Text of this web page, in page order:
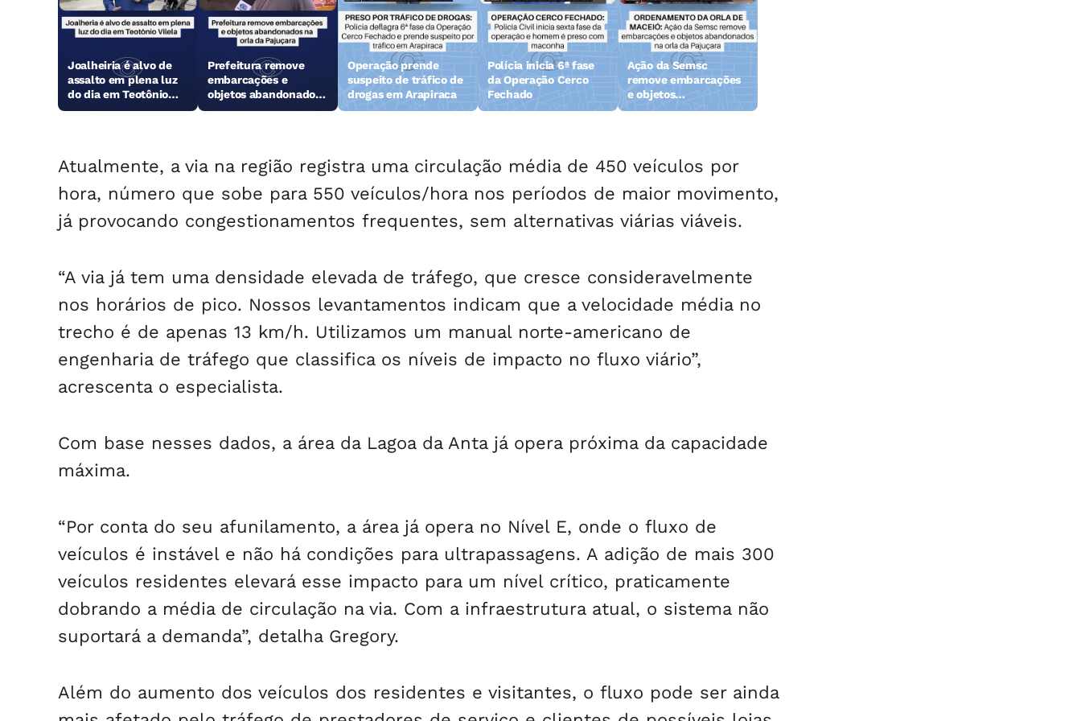
Joalheiria é alvo de
assalto em plena luz
do dia em Teotônio
Vilela
Prefeitura remove
embarcações e
objetos abandonados
na orla da Pajuçara
Operação prende
suspeito de tráfico de
drogas em Arapiraca
Polícia inicia 6ª fase
da Operação Cerco
Fechado
Ação da Semsc
remove embarcações
e objetos
abandonados na orla
Atualmente, a via na região registra uma circulação média de 450 veículos por
hora, número que sobe para 550 veículos/hora nos períodos de maior movimento,
já provocando congestionamentos frequentes, sem alternativas viárias viáveis.
“A via já tem uma densidade elevada de tráfego, que cresce consideravelmente
nos horários de pico. Nossos levantamentos indicam que a velocidade média no
trecho é de apenas 13 km/h. Utilizamos um manual norte-americano de
engenharia de tráfego que classifica os níveis de impacto no fluxo viário”,
acrescenta o especialista.
Com base nesses dados, a área da Lagoa da Anta já opera próxima da capacidade
máxima.
“Por conta do seu afunilamento, a área já opera no Nível E, onde o fluxo de
veículos é instável e não há condições para ultrapassagens. A adição de mais 300
veículos residentes elevará esse impacto para um nível crítico, praticamente
dobrando a média de circulação na via. Com a infraestrutura atual, o sistema não
suportará a demanda”, detalha Gregory.
Além do aumento dos veículos dos residentes e visitantes, o fluxo pode ser ainda